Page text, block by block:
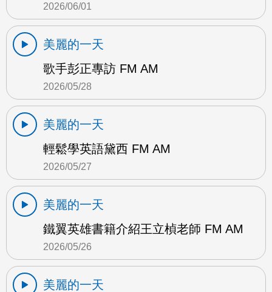
2026/06/01
美麗的一天
歌手彭正專訪 FM AM
2026/05/28
美麗的一天
輕鬆學英語黛西 FM AM
2026/05/27
美麗的一天
鐵翼英雄書籍介紹王立楨老師 FM AM
2026/05/26
美麗的一天